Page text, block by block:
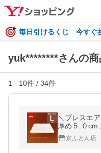
毎日引けるくじ 今すぐ
yuk********さんの商
1 - 10件 / 34件
＼ブレスエ
厚め５.０cm
ケアマット
00×縦70cm
京ふとん店